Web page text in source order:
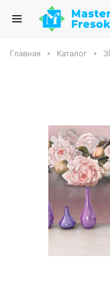
Главная Каталог